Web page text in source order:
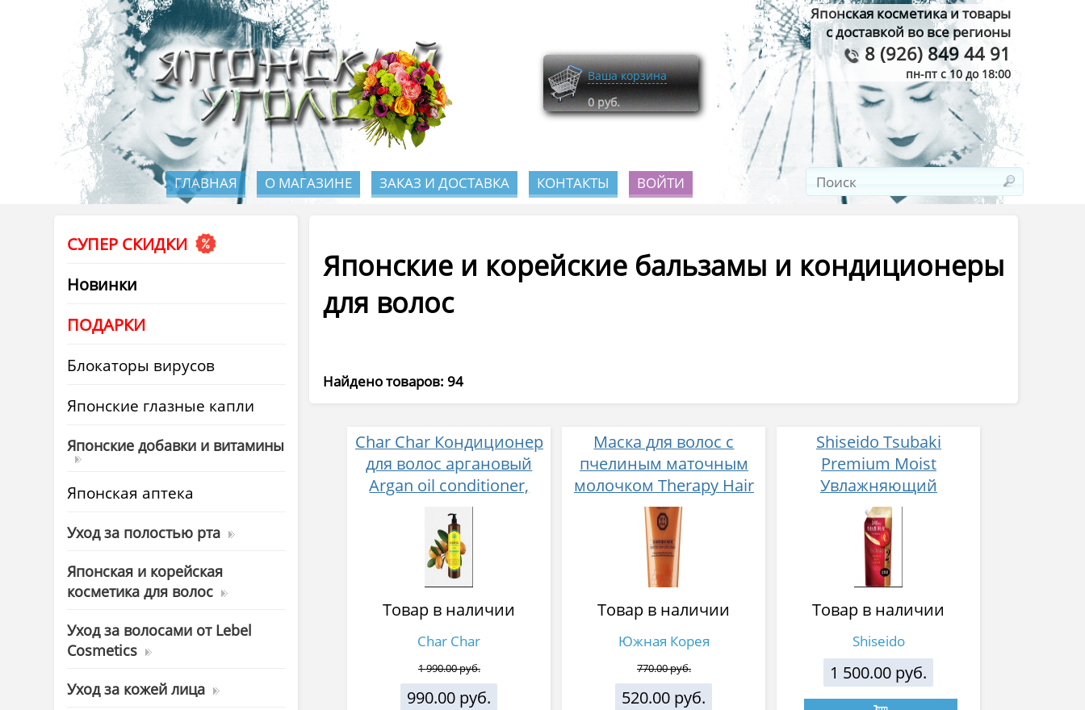
Японская косметика и товары
с доставкой во все регионы
8 (926) 849 44 91
пн-пт с 10 до 18:00
Ваша корзина
0 руб.
ГЛАВНАЯ О МАГАЗИНЕ ЗАКАЗ И ДОСТАВКА КОНТАКТЫ ВОЙТИ
СУПЕР СКИДКИ
Новинки
ПОДАРКИ
Блокаторы вирусов
Японские глазные капли
Японские добавки и витамины
Японская аптека
Уход за полостью рта
Японская и корейская
косметика для волос
Уход за волосами от Lebel
Cosmetics
Уход за кожей лица
Японские и корейские бальзамы и кондиционеры
для волос
Найдено товаров: 94
Char Char Кондиционер
для волос аргановый
Argan oil conditioner,
1500мл
Товар в наличии
Char Char
1 990.00 руб.
990.00 руб.
Маска для волос с
пчелиным маточным
молочком Therapy Hair
Pack 150 мл
Товар в наличии
Южная Корея
770.00 руб.
520.00 руб.
Shiseido Tsubaki
Premium Moist
Увлажняющий
кондиционер для волос
с маслом камелии з/
блок 600 мл
Товар в наличии
Shiseido
1 500.00 руб.